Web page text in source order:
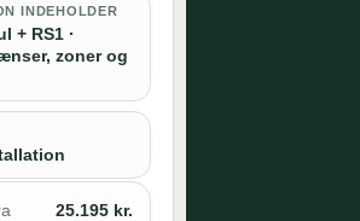
INDEHOLDER
+ RS1 ·
zoner og
25.195 kr.